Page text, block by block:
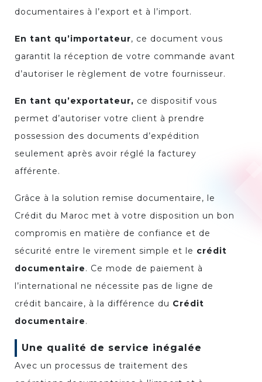
documentaires à l’export et à l’import.
En tant qu’importateur, ce document vous
garantit la réception de votre commande avant
d’autoriser le règlement de votre fournisseur.
En tant qu’exportateur, ce dispositif vous
permet d’autoriser votre client à prendre
possession des documents d’expédition
seulement après avoir réglé la facturey
afférente.
Grâce à la solution remise documentaire, le
Crédit du Maroc met à votre disposition un bon
compromis en matière de confiance et de
sécurité entre le virement simple et le crédit
documentaire. Ce mode de paiement à
l’international ne nécessite pas de ligne de
crédit bancaire, à la différence du Crédit
documentaire.
Une qualité de service inégalée
Avec un processus de traitement des